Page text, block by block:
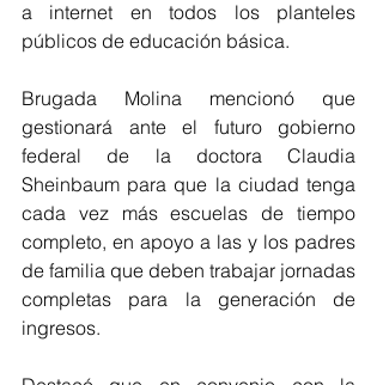
a internet en todos los planteles
públicos de educación básica.
Brugada Molina mencionó que
gestionará ante el futuro gobierno
federal de la doctora Claudia
Sheinbaum para que la ciudad tenga
cada vez más escuelas de tiempo
completo, en apoyo a las y los padres
de familia que deben trabajar jornadas
completas para la generación de
ingresos.